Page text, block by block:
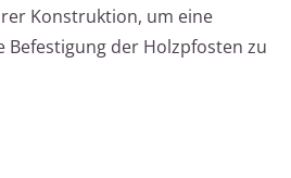
Konstruktion, um eine
Befestigung der Holzpfosten zu